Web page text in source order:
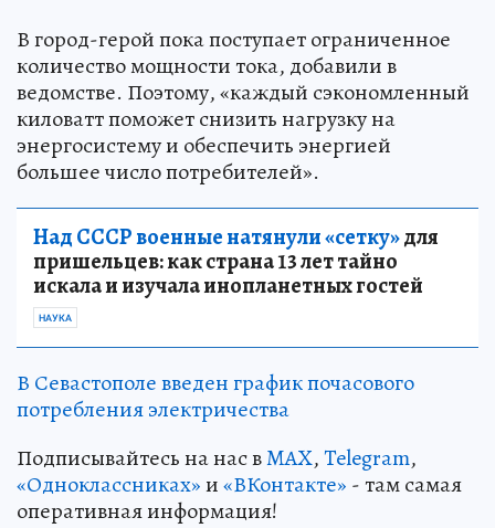
В город-герой пока поступает ограниченное
количество мощности тока, добавили в
ведомстве. Поэтому, «каждый сэкономленный
киловатт поможет снизить нагрузку на
энергосистему и обеспечить энергией
большее число потребителей».
Над СССР военные натянули «сетку»для
пришельцев: как страна 13 лет тайно
искала и изучала инопланетных гостей
НАУКА
В Севастополе введен график почасового
потребления электричества
Подписывайтесь на нас вMAX,Telegram,
«Одноклассниках»и«ВКонтакте» - там самая
оперативная информация!